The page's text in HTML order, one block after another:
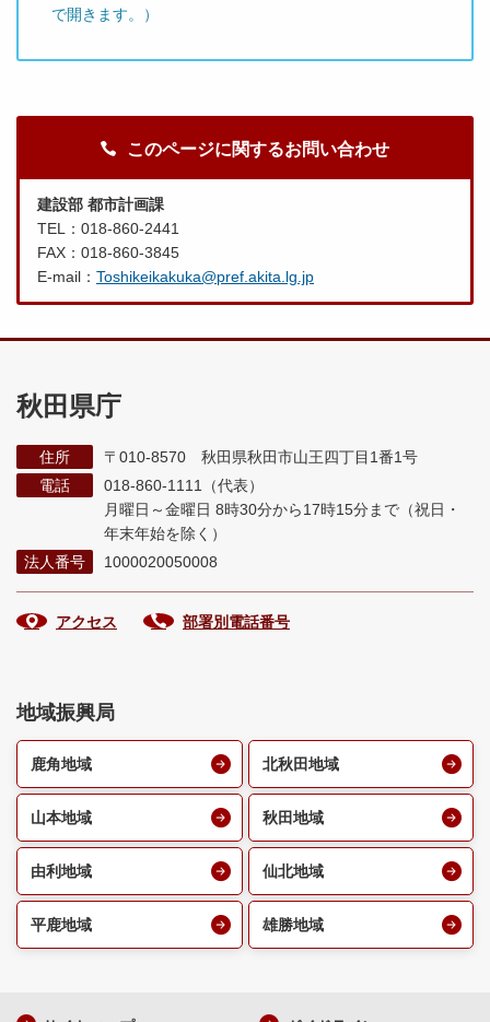
で開きます。）
このページに関するお問い合わせ
建設部 都市計画課
TEL：018-860-2441
FAX：018-860-3845
E-mail： Toshikeikakuka@pref.akita.lg.jp
秋田県庁
住所
〒010-8570 秋田県秋田市山王四丁目1番1号
電話
018-860-1111（代表）
月曜日～金曜日 8時30分から17時15分まで （祝日・
年末年始を除く）
法人番号
1000020050008
アクセス 部署別電話番号
地域振興局
鹿角地域 北秋田地域
山本地域 秋田地域
由利地域 仙北地域
平鹿地域 雄勝地域